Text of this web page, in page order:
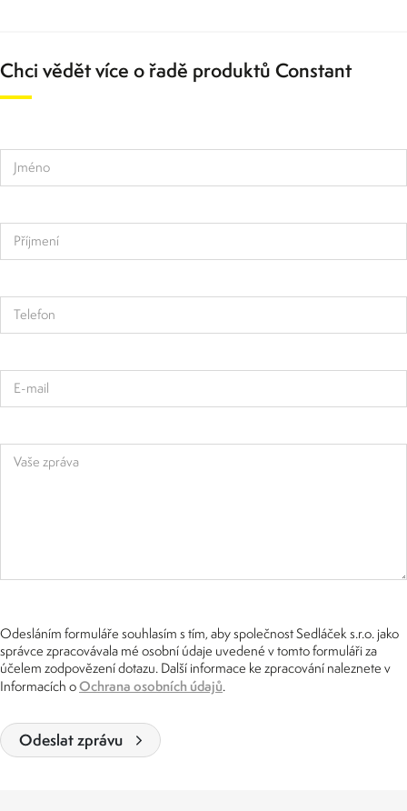
Chci vědět více o řadě produktů Constant
Jméno
Příjmení
Telefon
E-mail
Vaše zpráva
Odesláním formuláře souhlasím s tím, aby společnost Sedláček s.r.o. jako
správce zpracovávala mé osobní údaje uvedené v tomto formuláři za
účelem zodpovězení dotazu. Další informace ke zpracování naleznete v
Informacích oOchrana osobních údajů.
Odeslat zprávu